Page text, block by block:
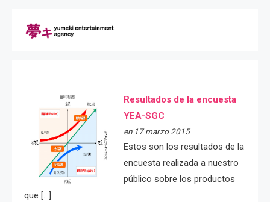
Resultados de la encuesta
YEA-SGC
en 17 marzo 2015
Estos son los resultados de la
encuesta realizada a nuestro
público sobre los productos
que […]